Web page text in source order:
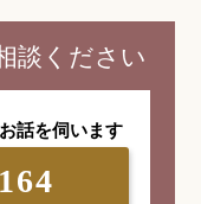
談ください
話を伺います